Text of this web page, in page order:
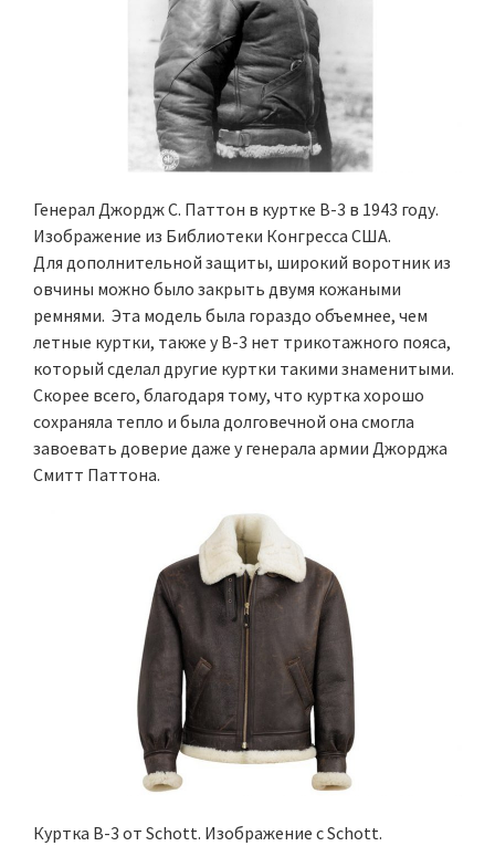
Генерал Джордж С. Паттон в куртке B-3 в 1943 году.
Изображение из Библиотеки Конгресса США.
Для дополнительной защиты, широкий воротник из
овчины можно было закрыть двумя кожаными
ремнями. Эта модель была гораздо объемнее, чем
летные куртки, также у B-3 нет трикотажного пояса,
который сделал другие куртки такими знаменитыми.
Скорее всего, благодаря тому, что куртка хорошо
сохраняла тепло и была долговечной она смогла
завоевать доверие даже у генерала армии Джорджа
Смитт Паттона.
Куртка B-3 от Schott. Изображение с Schott.